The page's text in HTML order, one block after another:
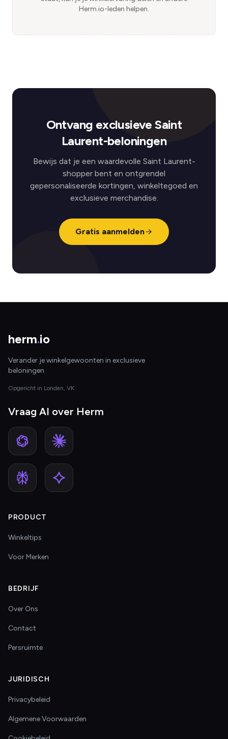
Herm.io-leden helpen.
Ontvang exclusieve Saint
Laurent-beloningen
Bewijs dat je een waardevolle Saint Laurent-
shopper bent en ontgrendel
gepersonaliseerde kortingen, winkeltegoed en
exclusieve merchandise.
Gratis aanmelden
herm.io
Verander je winkelgewoonten in exclusieve
beloningen
Opgericht in Londen, VK
Vraag AI over Herm
PRODUCT
Winkeltips
Voor Merken
BEDRIJF
Over Ons
Contact
Persruimte
JURIDISCH
Privacybeleid
Algemene Voorwaarden